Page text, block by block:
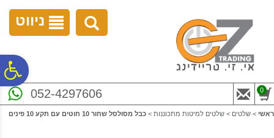
נגישות
ניווט
052-4297606 0
ראשי > שלטים > שלטים למיטות מתכוננות > כבל מסולסל שחור 10 חוטים עם תקע 10 פינים